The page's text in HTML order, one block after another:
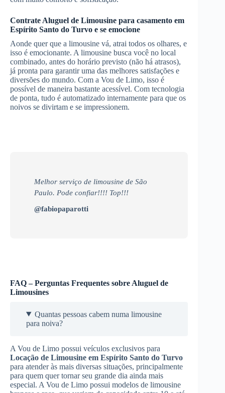
Contrate Aluguel de Limousine para casamento em
Espírito Santo do Turvo e se emocione
Aonde quer que a limousine vá, atrai todos os olhares, e
isso é emocionante. A limousine busca você no local
combinado, antes do horário previsto (não há atrasos),
já pronta para garantir uma das melhores satisfações e
diversões do mundo. Com a Vou de Limo, isso é
possível de maneira bastante acessível. Com tecnologia
de ponta, tudo é automatizado internamente para que os
noivos se divirtam e se impressionem.
Melhor serviço de limousine de São
Paulo. Pode confiar!!!! Top!!!
@fabiopaparotti
FAQ – Perguntas Frequentes sobre Aluguel de
Limousines
Quantas pessoas cabem numa limousine
para noiva?
A Vou de Limo possui veículos exclusivos para
Locação de Limousine em Espírito Santo do Turvo
para atender às mais diversas situações, principalmente
para quem quer tornar seu grande dia ainda mais
especial. A Vou de Limo possui modelos de limousine